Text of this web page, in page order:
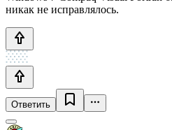
никак не исправлялось.
Ответить